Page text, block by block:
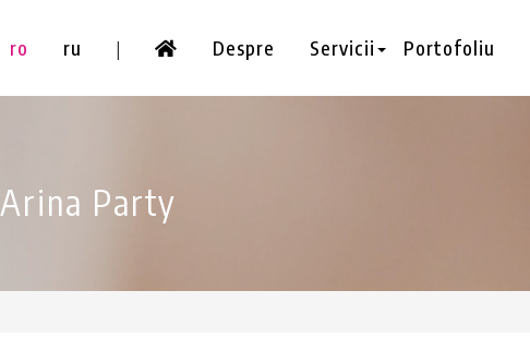
ro ru | Despre Servicii Portofoliu
Arina Party